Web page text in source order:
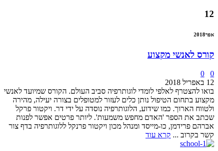
12
אפר2018
קורס לאנשי מקצוע
0
0
12 באפריל 2018
בואו להצטרף לאלפי לומדי לוגותרפיה סביב העולם. הקורס שמיועד לאנשי
מקצוע בתחום הטיפול נותן כלים לעזור למטופלים בצורה יעילה, מהירה
ולטווח הארוך. כמו שידוע, הלוגותרפיה נוסדה על ידי דר. ויקטור פרקל
שכתב את הספר 'האדם מחפש משמעות'. ליותר פרטים אפשר לפנות
אברהם פרידמן, כו-מייסד ומנהל מכון ויקטור פרנקל ללוגותרפיה בדף צור
קשר בקרוב ... קרא עוד